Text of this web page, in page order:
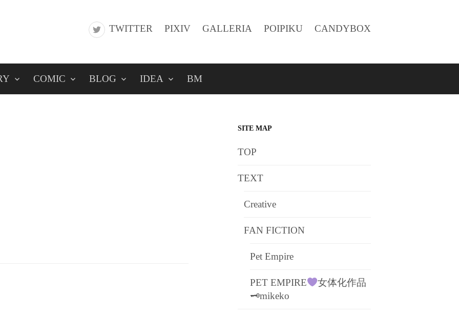
TWITTER PIXIV GALLERIA POIPIKU CANDYBOX
COMIC BLOG IDEA BM
SITE MAP
TOP
TEXT
Creative
FAN FICTION
Pet Empire
PET EMPIRE
女体化作品
🗝mikeko